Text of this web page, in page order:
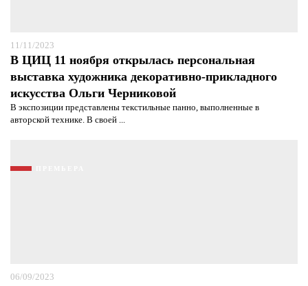
11/11/2023
В ЦИЦ 11 ноября открылась персональная
выставка художника декоративно-прикладного
искусства Ольги Черниковой
В экспозиции представлены текстильные панно, выполненные в
авторской технике. В своей ...
06/09/2023